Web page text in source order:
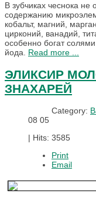
В зубчиках чеснока
содержанию
кобальт, магний,
цирконий, ванадий,
особенно богат
йода. Read more ...
ЭЛИКСИР
ЗНАХАРЕЙ
Category:
08 05
| Hits: 3585
Print
Email